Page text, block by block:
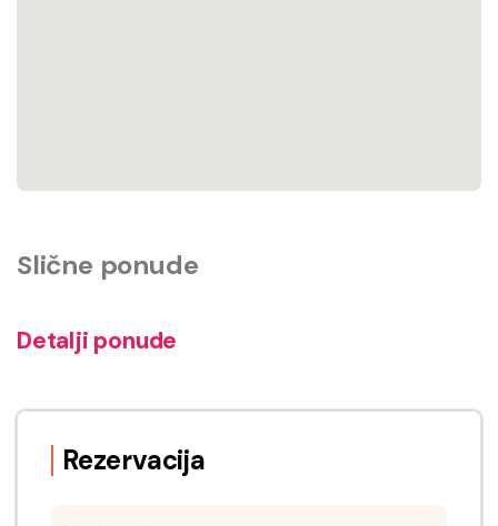
Slične ponude
Detalji ponude
Rezervacija